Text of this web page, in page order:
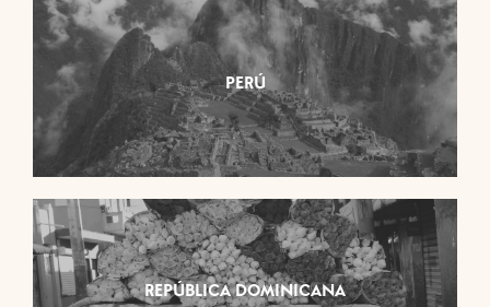
PERÚ
REPÚBLICA DOMINICANA